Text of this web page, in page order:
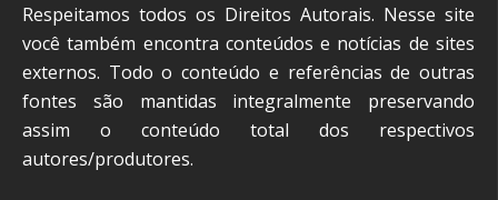
Respeitamos todos os Direitos Autorais. Nesse site
você também encontra conteúdos e notícias de sites
externos. Todo o conteúdo e referências de outras
fontes são mantidas integralmente preservando
assim o conteúdo total dos respectivos
autores/produtores.